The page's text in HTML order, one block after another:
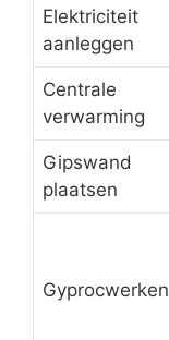
Elektriciteit
aanleggen
Centrale
verwarming
Gipswand
plaatsen
Gyprocwerken